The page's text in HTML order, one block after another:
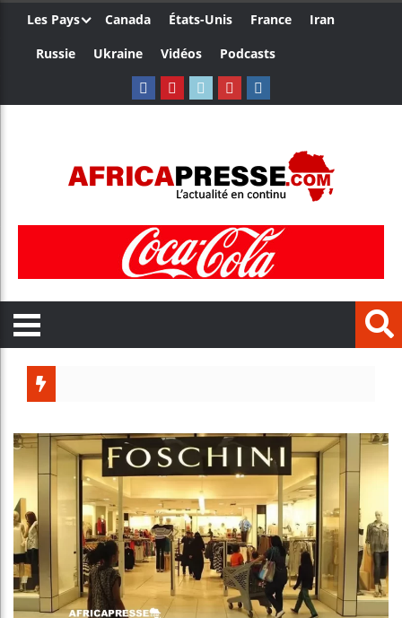
Les Pays Canada États-Unis France
Iran
Russie
Ukraine Vidéos Podcasts
Guinée
Bénin :